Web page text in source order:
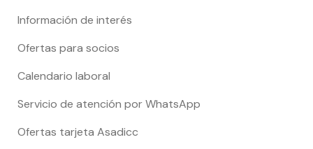
Información de interés
Ofertas para socios
Calendario laboral
Servicio de atención por WhatsApp
Ofertas tarjeta Asadicc